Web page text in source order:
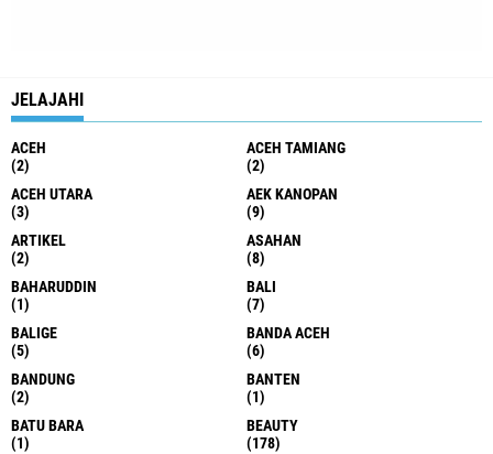
JELAJAHI
ACEH
(2)
ACEH TAMIANG
(2)
ACEH UTARA
(3)
AEK KANOPAN
(9)
ARTIKEL
(2)
ASAHAN
(8)
BAHARUDDIN
(1)
BALI
(7)
BALIGE
(5)
BANDA ACEH
(6)
BANDUNG
(2)
BANTEN
(1)
BATU BARA
(1)
BEAUTY
(178)